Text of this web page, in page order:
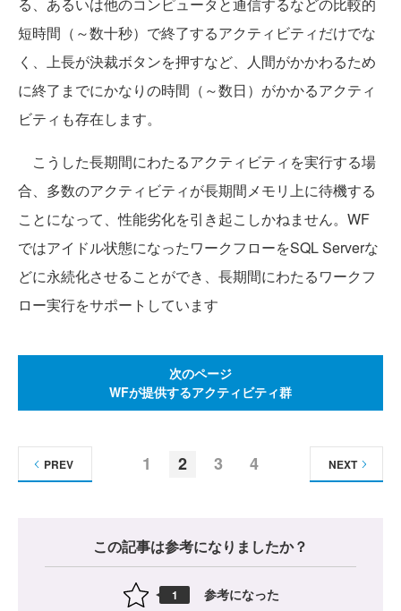
短時間（～数十秒）で終了するアクティビティだけでな
く、上長が決裁ボタンを押すなど、人間がかかわるため
に終了までにかなりの時間（～数日）がかかるアクティ
ビティも存在します。
こうした長期間にわたるアクティビティを実行する場
合、多数のアクティビティが長期間メモリ上に待機する
ことになって、性能劣化を引き起こしかねません。WF
ではアイドル状態になったワークフローをSQL Serverな
どに永続化させることができ、長期間にわたるワークフ
ロー実行をサポートしています
次のページ
WFが提供するアクティビティ群
1 2 3 4
PREV NEXT
この記事は参考になりましたか？
1 参考になった